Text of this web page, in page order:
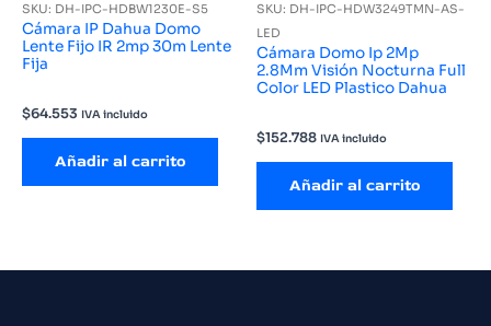
SKU: DH-IPC-HDBW1230E-S5
Cámara IP Dahua Domo
Lente Fijo IR 2mp 30m Lente
Fija
$64.553 IVA incluido
Añadir al carrito
SKU: DH-IPC-HDW3249TMN-AS-
LED
Cámara Domo Ip 2Mp
2.8Mm Visión Nocturna Full
Color LED Plastico Dahua
$152.788 IVA incluido
Añadir al carrito